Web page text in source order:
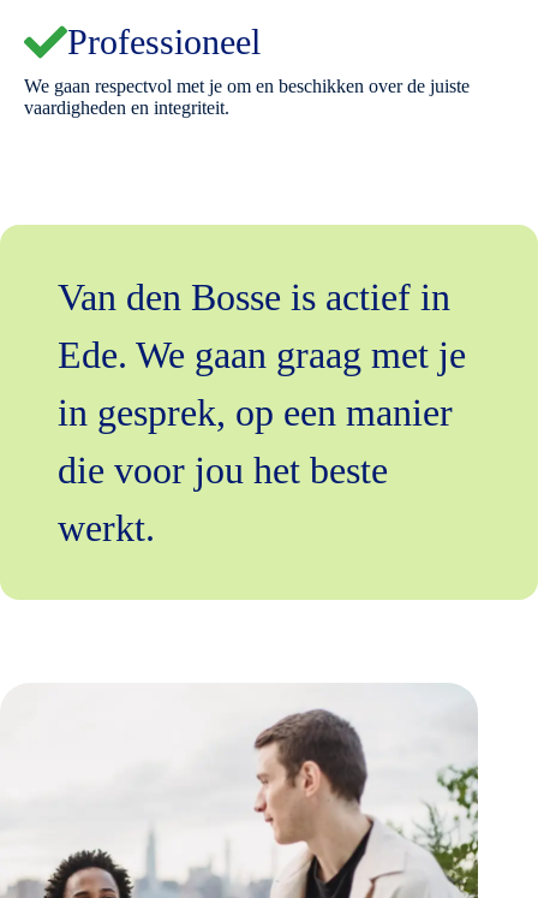
Professioneel
We gaan respectvol met je om en beschikken over de juiste
vaardigheden en integriteit.
Van den Bosse is actief in
Ede. We gaan graag met je
in gesprek, op een manier
die voor jou het beste
werkt.